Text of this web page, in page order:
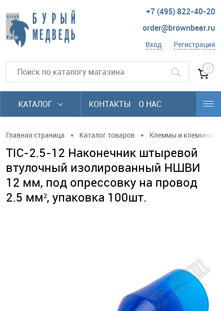
+7 (495) 822-40-20
order@brownbear.ru
Вход Регистрация
0
КАТАЛОГ КОНТАКТЫ О НАС
Главная страница • Каталог товаров • Клеммы и клеммники
TIC-2.5-12 Наконечник штыревой
втулочный изолированный НШВИ
12 мм, под опрессовку на провод
2.5 мм², упаковка 100шт.